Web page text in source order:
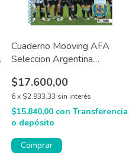
Cuaderno Mooving AFA
Seleccion Argentina
$17.600,00
6x $2.933,33 sin interés
$15.840,00 con Transferencia
o depósito
Comprar